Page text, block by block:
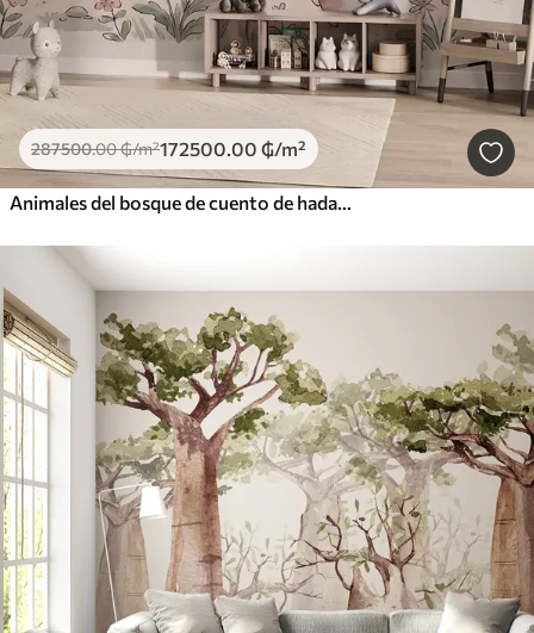
287500.00₲/m²172500.00 ₲/m²
Animales del bosque de cuento de hadas en un bosque, pintados al estilo acuarela